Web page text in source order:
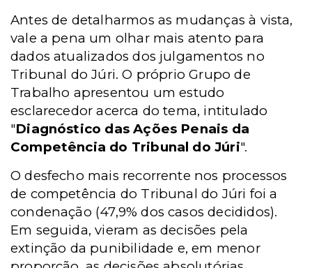
Antes de detalharmos as mudanças à vista,
vale a pena um olhar mais atento para
dados atualizados dos julgamentos no
Tribunal do Júri. O próprio Grupo de
Trabalho apresentou um estudo
esclarecedor acerca do tema, intitulado
"Diagnóstico das Ações Penais da
Competência do Tribunal do Júri".
O desfecho mais recorrente nos processos
de competência do Tribunal do Júri foi a
condenação (47,9% dos casos decididos).
Em seguida, vieram as decisões pela
extinção da punibilidade e, em menor